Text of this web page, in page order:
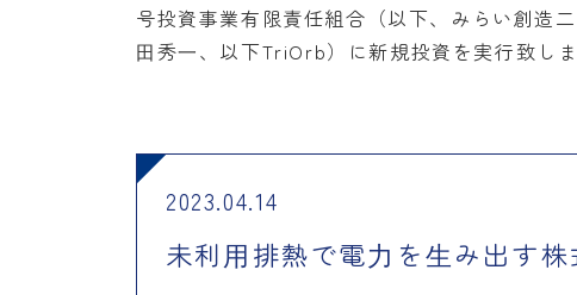
号投資事業有限責任組合（以下、みらい創造
⽥秀⼀、以下TriOrb）に新規投資を実行致
2023.04.14
未利⽤排熱で電⼒を⽣み出す